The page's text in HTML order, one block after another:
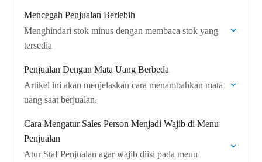
Mencegah Penjualan Berlebih
Menghindari stok minus dengan membaca stok yang
tersedia
Penjualan Dengan Mata Uang Berbeda
Artikel ini akan menjelaskan cara menambahkan mata
uang saat berjualan.
Cara Mengatur Sales Person Menjadi Wajib di Menu
Penjualan
Atur Staf Penjualan agar wajib diisi pada menu